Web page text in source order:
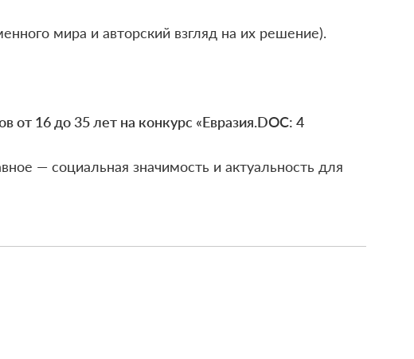
мира и авторский взгляд на их решение).
16 до 35 лет на конкурс «Евразия.DOC: 4
— социальная значимость и актуальность для